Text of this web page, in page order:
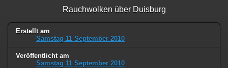
Rauchwolken über Duisburg
Erstellt am
Samstag 11 September 2010
Veröffentlicht am
Samstag 11 September 2010